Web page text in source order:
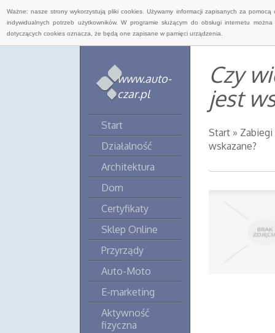
Ważne: nasze strony wykorzystują pliki cookies. Używamy informacji zapisanych za
indywidualnych potrzeb użytkowników. W programie służącym do obsługi internetu
dotyczących cookies oznacza, że będą one zapisane w pamięci urządzenia.
www.auto-
czar.pl
Start
Działalność
Architektura
Dom
Certyfikaty
Sklep Online
Przyrządy
Auto-Moto
E-marketing
Aktywność
fizyczna
Czy
jest
Start » Zabiegi
wskazane?